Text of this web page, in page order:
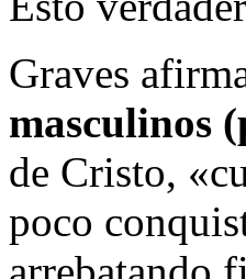
Graves
masculinos
de Cristo,
poco